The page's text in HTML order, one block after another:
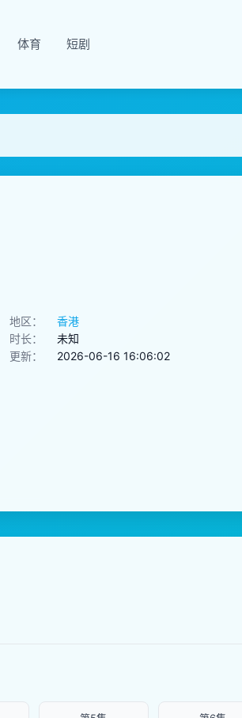
体育 短剧
地区： 香港
时长： 未知
更新： 2026-06-16 16:06:02